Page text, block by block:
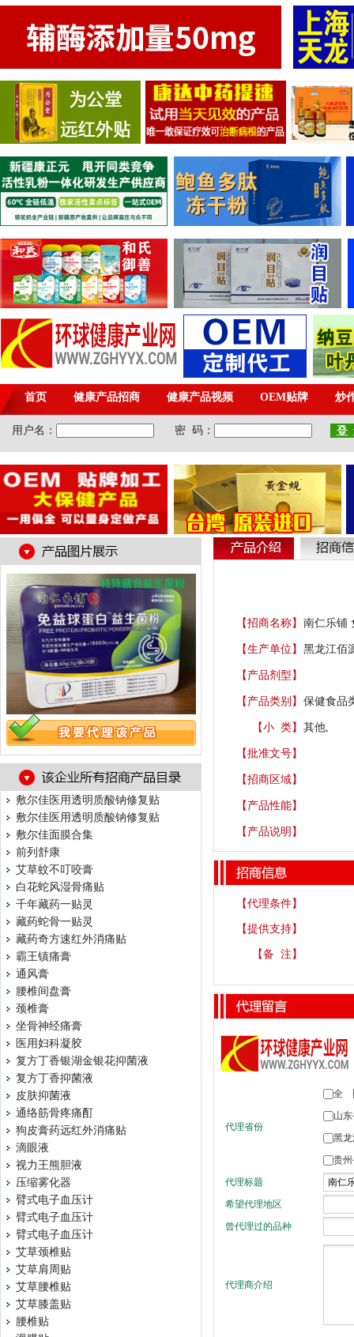
敷尔佳医用透明质酸钠修复贴
敷尔佳医用透明质酸钠修复贴
敷尔佳面膜合集
前列舒康
艾草蚊不叮咬膏
白花蛇风湿骨痛贴
千年藏药一贴灵
藏药蛇骨一贴灵
藏药奇方速红外消痛贴
霸王镇痛膏
通风膏
腰椎间盘膏
颈椎膏
坐骨神经痛膏
医用妇科凝胶
复方丁香银湖金银花抑菌液
复方丁香抑菌液
皮肤抑菌液
通络筋骨疼痛酊
狗皮膏药远红外消痛贴
滴眼液
视力王熊胆液
压缩雾化器
臂式电子血压计
臂式电子血压计
臂式电子血压计
艾草颈椎贴
艾草肩周贴
艾草腰椎贴
艾草膝盖贴
腰椎贴
【招商名称】 南仁乐铺
【生产单位】 黑龙江佰
【产品剂型】
【产品类别】 保健食品
【小 类】 其他,
【批准文号】
【招商区域】
【产品性能】
【产品说明】
【代理条件】
【提供支持】
【备 注】